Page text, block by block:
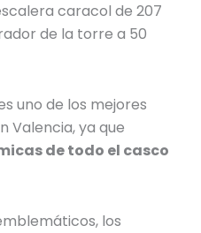
caracol de 207
de la torre a 50
uno de los mejores
Valencia, ya que
de todo el casco
los